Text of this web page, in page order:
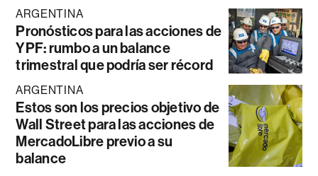
ARGENTINA
Pronósticos para las acciones de
YPF: rumbo a un balance
trimestral que podría ser récord
ARGENTINA
Estos son los precios objetivo de
Wall Street para las acciones de
MercadoLibre previo a su
balance